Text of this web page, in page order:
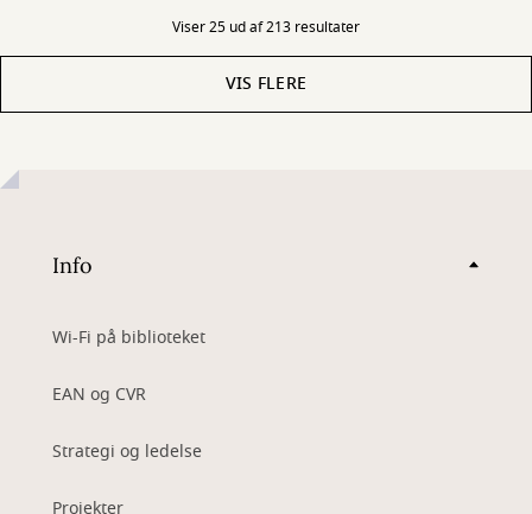
Viser 25 ud af 213 resultater
VIS FLERE
Info
Wi-Fi på biblioteket
EAN og CVR
Strategi og ledelse
Projekter